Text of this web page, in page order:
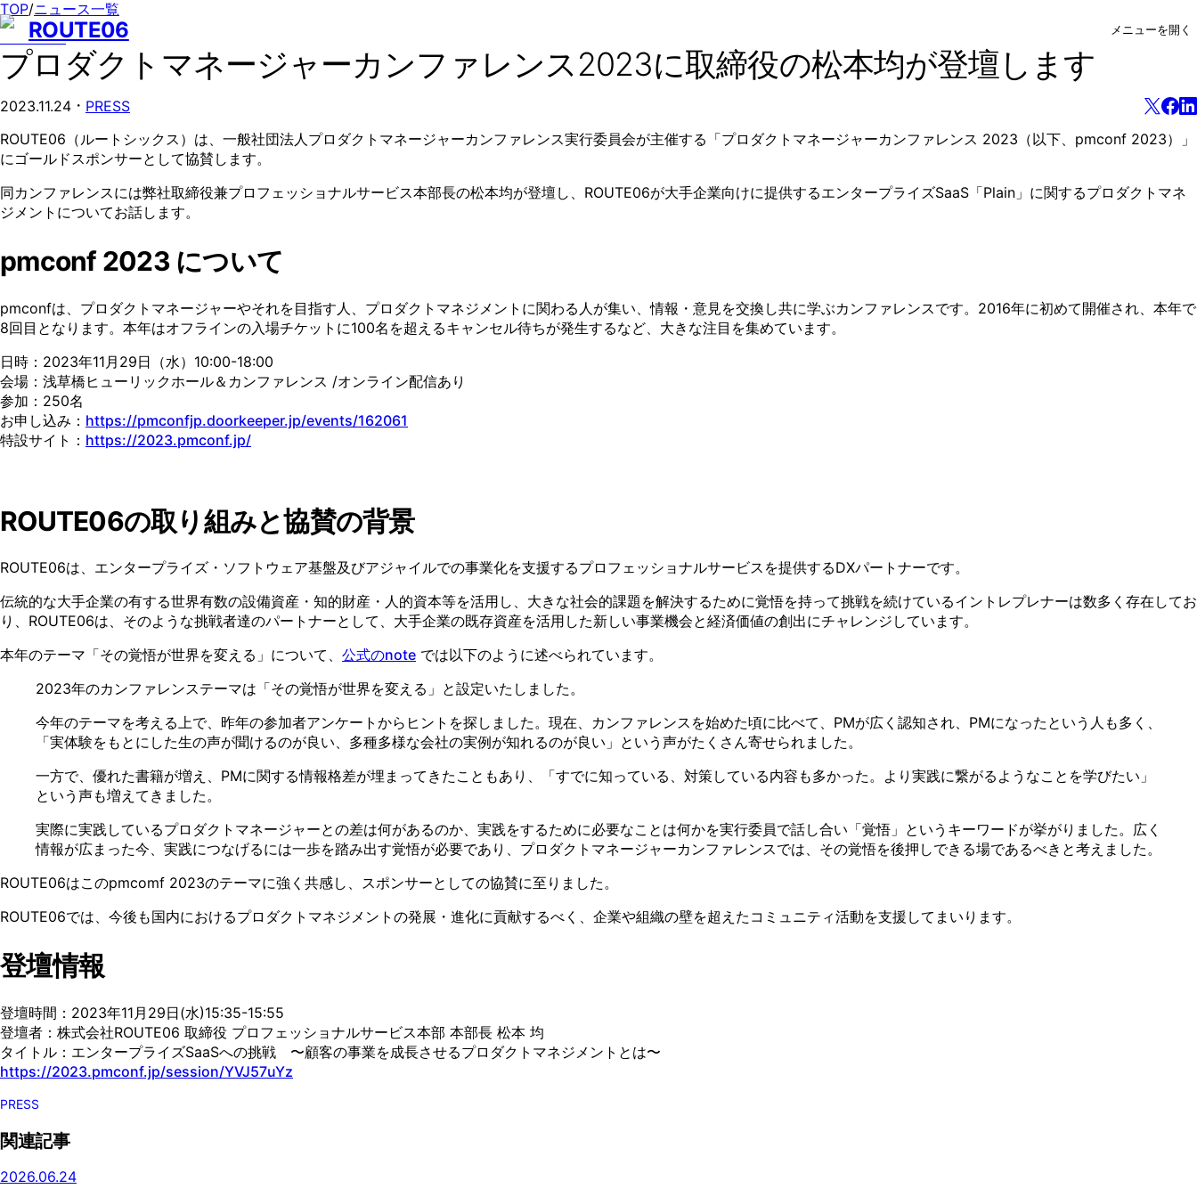
ROUTE06 メニューを開く
TOP/ニュース一覧
プロダクトマネージャーカンファレンス2023に取締役の松本均が登壇します
2023.11.24 ・ PRESS
ROUTE06（ルートシックス）は、一般社団法人プロダクトマネージャーカンファレンス実行委員会が主催する「プロダクトマネージャーカンファレンス 2023（以下、pmconf 2023）」
にゴールドスポンサーとして協賛します。
同カンファレンスには弊社取締役兼プロフェッショナルサービス本部長の松本均が登壇し、ROUTE06が大手企業向けに提供するエンタープライズSaaS「Plain」に関するプロダクトマネ
ジメントについてお話します。
pmconf 2023 について
pmconfは、プロダクトマネージャーやそれを目指す人、プロダクトマネジメントに関わる人が集い、情報・意見を交換し共に学ぶカンファレンスです。2016年に初めて開催され、本年で
8回目となります。本年はオフラインの入場チケットに100名を超えるキャンセル待ちが発生するなど、大きな注目を集めています。
日時：2023年11月29日（水）10:00-18:00
会場：浅草橋ヒューリックホール＆カンファレンス /オンライン配信あり
参加：250名
お申し込み： https://pmconfjp.doorkeeper.jp/events/162061
特設サイト： https://2023.pmconf.jp/
ROUTE06の取り組みと協賛の背景
ROUTE06は、エンタープライズ・ソフトウェア基盤及びアジャイルでの事業化を支援するプロフェッショナルサービスを提供するDXパートナーです。
伝統的な大手企業の有する世界有数の設備資産・知的財産・人的資本等を活用し、大きな社会的課題を解決するために覚悟を持って挑戦を続けているイントレプレナーは数多く存在してお
り、ROUTE06は、そのような挑戦者達のパートナーとして、大手企業の既存資産を活用した新しい事業機会と経済価値の創出にチャレンジしています。
本年のテーマ「その覚悟が世界を変える」について、 公式のnote では以下のように述べられています。
2023年のカンファレンステーマは「その覚悟が世界を変える」と設定いたしました。
今年のテーマを考える上で、昨年の参加者アンケートからヒントを探しました。現在、カンファレンスを始めた頃に比べて、PMが広く認知され、PMになったという人も多く、
「実体験をもとにした生の声が聞けるのが良い、多種多様な会社の実例が知れるのが良い」という声がたくさん寄せられました。
一方で、優れた書籍が増え、PMに関する情報格差が埋まってきたこともあり、「すでに知っている、対策している内容も多かった。より実践に繋がるようなことを学びたい」
という声も増えてきました。
実際に実践しているプロダクトマネージャーとの差は何があるのか、実践をするために必要なことは何かを実行委員で話し合い「覚悟」というキーワードが挙がりました。広く
情報が広まった今、実践につなげるには一歩を踏み出す覚悟が必要であり、プロダクトマネージャーカンファレンスでは、その覚悟を後押しできる場であるべきと考えました。
ROUTE06はこのpmcomf 2023のテーマに強く共感し、スポンサーとしての協賛に至りました。
ROUTE06では、今後も国内におけるプロダクトマネジメントの発展・進化に貢献するべく、企業や組織の壁を超えたコミュニティ活動を支援してまいります。
登壇情報
登壇時間：2023年11月29日(水)15:35-15:55
登壇者：株式会社ROUTE06 取締役 プロフェッショナルサービス本部 本部長 松本 均
タイトル：エンタープライズSaaSへの挑戦 〜顧客の事業を成長させるプロダクトマネジメントとは〜
https://2023.pmconf.jp/session/YVJ57uYz
PRESS
関連記事
2026.06.24